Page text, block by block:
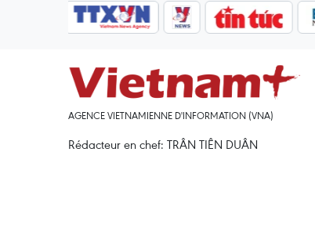
AGENCE VIETNAMIENNE D'INFORMATION (VNA)
Rédacteur en chef: TRÂN TIÊN DUÂN